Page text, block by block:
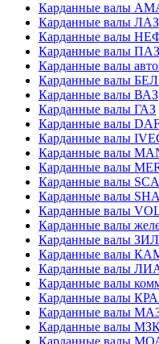
Карданные валы
Карданные валы ЛАЗ
Карданные валы
Карданные валы
Карданные валы
Карданные валы
Карданные валы ВАЗ
Карданные валы ГАЗ
Карданные валы
Карданные валы
Карданные валы
Карданные валы
Карданные валы
Карданные валы
Карданные валы
Карданные валы
Карданные валы ЗИЛ
Карданные валы
Карданные валы
Карданные валы
Карданные валы
Карданные валы
Карданные валы
Карданные валы